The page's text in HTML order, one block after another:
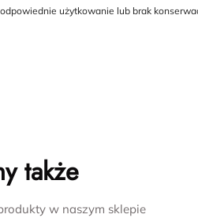
użytkowanie lub brak
także
w naszym sklepie